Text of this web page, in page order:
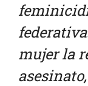
mujer la